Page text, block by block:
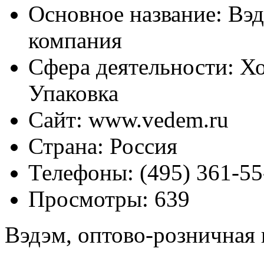
Основное название:
компания
Сфера деятельности:
Упаковка
Сайт: www.vedem.ru
Страна: Россия
Телефоны: (495) 361-
Просмотры: 639
Вэдэм, оптово-розничная